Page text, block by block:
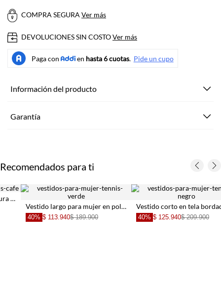
COMPRA SEGURA Ver más
DEVOLUCIONES SIN COSTOVer más
Información del producto
Garantía
Recomendados para ti
Vestido largo para mujer en poliéster verde lima fit relajado con textura arrugada
$ 113.940$ 189.900
Vestido corto en tela bordada con detalles de brillo para mujer
$ 125.940$ 209.900